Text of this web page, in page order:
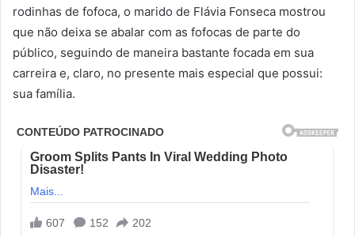
rodinhas de fofoca, o marido de Flávia Fonseca mostrou
que não deixa se abalar com as fofocas de parte do
público, seguindo de maneira bastante focada em sua
carreira e, claro, no presente mais especial que possui:
sua família.